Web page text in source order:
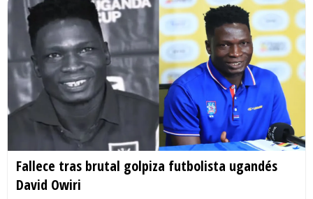
Fallece tras brutal golpiza futbolista ugandés
David Owiri